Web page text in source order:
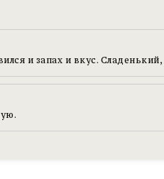
и запах и вкус.